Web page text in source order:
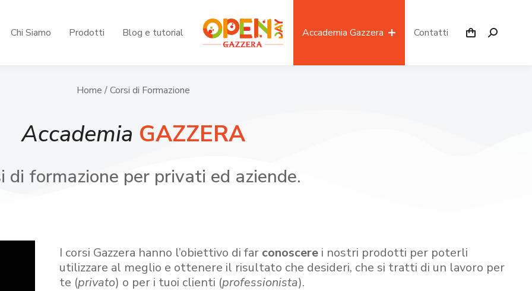
Chi Siamo Prodotti Blog e tutorial Accademia Gazzera Contatti
Home / Corsi di Formazione
Accademia GAZZERA
di formazione per privati ed aziende.
I corsi Gazzera hanno l’obiettivo di far conoscerei nostri prodotti per poterli
utilizzare al meglio e ottenere il risultato che desideri, che si tratti di un lavoro per
te (privato) o per i tuoi clienti (professionista).